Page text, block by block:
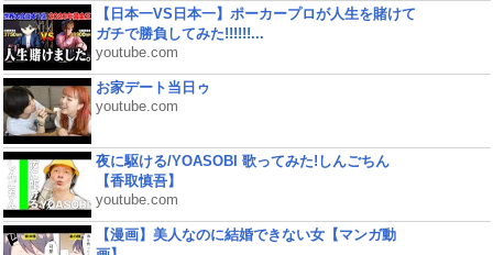
【日本一VS日本一】ポーカープロが人生を賭けて
ガチで勝負してみた!!!!!!...
youtube.com
お家デート当日ゥ
youtube.com
夜に駆ける/YOASOBI 歌ってみた!しんごちん
【香取慎吾】
youtube.com
【漫画】美人なのに結婚できない女【マンガ動